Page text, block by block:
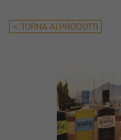
< TORNA AI PRODOTTI